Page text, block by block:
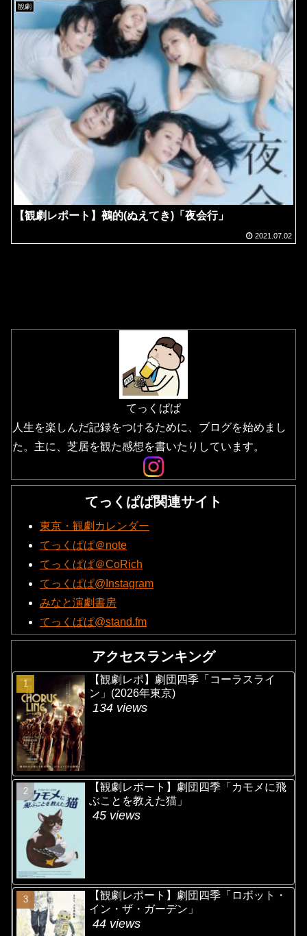
観劇
【観劇レポート】鵺的(ぬえてき)「夜会行」
2021.07.02
てっくぱぱ
人生を楽しんだ記録をつけるために、ブログを始めまし
た。主に、芝居を観た感想を書いたりしています。
てっくぱぱ関連サイト
東京・観劇カレンダー
てっくぱぱ＠note
てっくぱぱ＠CoRich
てっくぱぱ@Instagram
みなと演劇書房
てっくぱぱ@stand.fm
アクセスランキング
【観劇レポ】劇団四季「コーラスライ
ン」(2026年東京)
134 views
【観劇レポート】劇団四季「カモメに飛
ぶことを教えた猫」
45 views
【観劇レポート】劇団四季「ロボット・
イン・ザ・ガーデン」
44 views